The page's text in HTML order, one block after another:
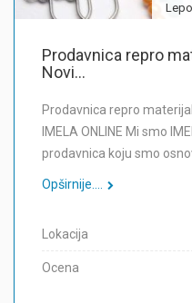
Prodavnica repro
Novi...
Prodavnica repro
IMELA ONLINE Mi smo
prodavnica koju smo
Opširnije....
Lokacija
Ocena